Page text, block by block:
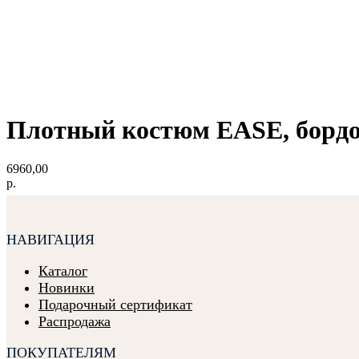
Плотный костюм EASE,
6960,00
р.
НАВИГАЦИЯ
Каталог
Новинки
Подарочный сертификат
Распродажа
ПОКУПАТЕЛЯМ